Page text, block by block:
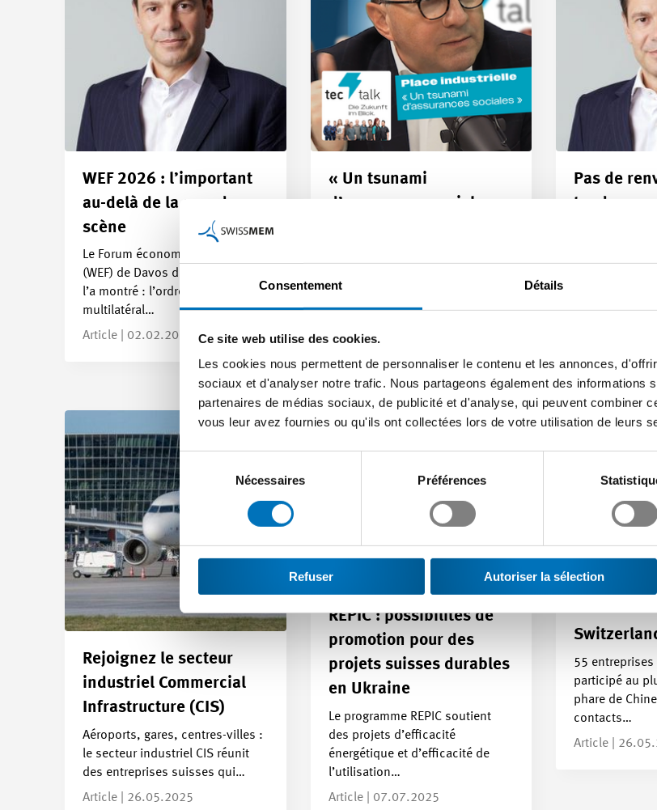
Consentement Détails
Ce site web utilise des cookies.
Les cookies nous permettent de personnaliser le contenu et les annonces,
sociaux et d'analyser notre trafic. Nous partageons également des informations
partenaires de médias sociaux, de publicité et d'analyse, qui peuvent combiner
vous leur avez fournies ou qu'ils ont collectées lors de votre utilisation de leurs
Sélection
du
consentement
Nécessaires Préférences
Refuser Autoriser la sélection
WEF 2026 : l’important
au-delà de la grande
scène
Le Forum économique mondial
(WEF) de Davos de cette année
l’a montré : l’ordre mondial
multilatéral…
Article | 02.02.2026
« Un tsunami
d’assurances sociales »
nouveau TecTalk.
Article | 02.12.2025
Pas de
tendance
l’industrie
Article |
REPIC : possibilités de
promotion pour des
projets suisses durables
en Ukraine
Le programme REPIC soutient
des projets d’efficacité
énergétique et d’efficacité de
l’utilisation…
Article | 07.07.2025
55
participé au
phare de
contacts…
Article |
Rejoignez le secteur
industriel Commercial
Infrastructure (CIS)
Aéroports, gares, centres-villes :
le secteur industriel CIS réunit
des entreprises suisses qui…
Article | 26.05.2025